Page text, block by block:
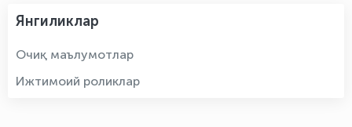
Янгиликлар
Очиқ маълумотлар
Ижтимоий роликлар